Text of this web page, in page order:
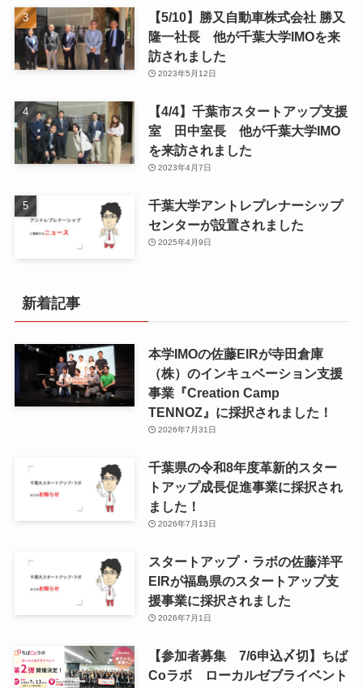
【5/10】勝又自動車株式会社 勝又
隆一社長 他が千葉大学IMOを来
訪されました
2023年5月12日
【4/4】千葉市スタートアップ支援
室 田中室長 他が千葉大学IMO
を来訪されました
2023年4月7日
千葉大学アントレプレナーシップ
センターが設置されました
2025年4月9日
新着記事
本学IMOの佐藤EIRが寺田倉庫
（株）のインキュベーション支援
事業『Creation Camp
TENNOZ』に採択されました！
2026年7月31日
千葉県の令和8年度⾰新的スター
トアップ成⻑促進事業に採択され
ました！
2026年7月13日
スタートアップ・ラボの佐藤洋平
EIRが福島県のスタートアップ支
援事業に採択されました
2026年7月1日
【参加者募集 7/6申込〆切】ちば
Coラボ ローカルゼブライベント